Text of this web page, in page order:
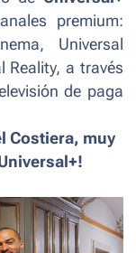
premium:
Universal
Reality, a través
de paga
Costiera, muy